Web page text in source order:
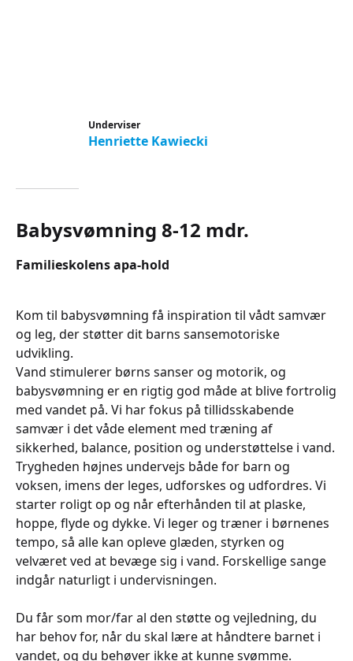
Underviser
Henriette Kawiecki
Babysvømning 8-12 mdr.
Familieskolens apa-hold
Kom til babysvømning få inspiration til vådt samvær
og leg, der støtter dit barns sansemotoriske
udvikling.
Vand stimulerer børns sanser og motorik, og
babysvømning er en rigtig god måde at blive fortrolig
med vandet på. Vi har fokus på tillidsskabende
samvær i det våde element med træning af
sikkerhed, balance, position og understøttelse i vand.
Trygheden højnes undervejs både for barn og
voksen, imens der leges, udforskes og udfordres. Vi
starter roligt op og når efterhånden til at plaske,
hoppe, flyde og dykke. Vi leger og træner i børnenes
tempo, så alle kan opleve glæden, styrken og
velværet ved at bevæge sig i vand. Forskellige sange
indgår naturligt i undervisningen.
Du får som mor/far al den støtte og vejledning, du
har behov for, når du skal lære at håndtere barnet i
vandet, og du behøver ikke at kunne svømme.